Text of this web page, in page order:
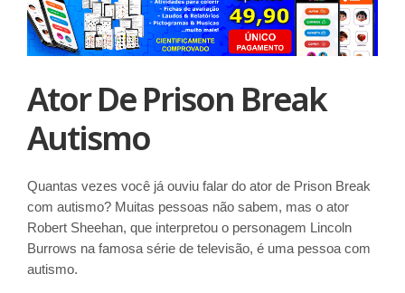
Ator De Prison Break
Autismo
Quantas vezes você já ouviu falar do ator de Prison Break
com autismo? Muitas pessoas não sabem, mas o ator
Robert Sheehan, que interpretou o personagem Lincoln
Burrows na famosa série de televisão, é uma pessoa com
autismo.